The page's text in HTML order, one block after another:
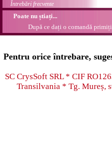
Întrebări frecvente
Poate nu știați...
După ce dați o comandă
Pentru orice întrebare,
SC CrysSoft SRL * CIF
Transilvania * Tg. Mureș,